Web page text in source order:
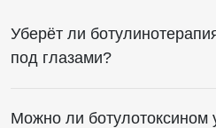
Уберёт ли
под глазами?
Можно ли ботулотоксином